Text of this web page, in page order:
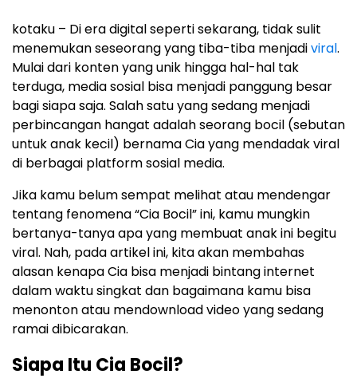
kotaku – Di era digital seperti sekarang, tidak sulit
menemukan seseorang yang tiba-tiba menjadiviral.
Mulai dari konten yang unik hingga hal-hal tak
terduga, media sosial bisa menjadi panggung besar
bagi siapa saja. Salah satu yang sedang menjadi
perbincangan hangat adalah seorang bocil (sebutan
untuk anak kecil) bernama Cia yang mendadak viral
di berbagai platform sosial media.
Jika kamu belum sempat melihat atau mendengar
tentang fenomena “Cia Bocil” ini, kamu mungkin
bertanya-tanya apa yang membuat anak ini begitu
viral. Nah, pada artikel ini, kita akan membahas
alasan kenapa Cia bisa menjadi bintang internet
dalam waktu singkat dan bagaimana kamu bisa
menonton atau mendownload video yang sedang
ramai dibicarakan.
Siapa Itu Cia Bocil?